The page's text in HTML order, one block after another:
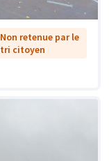
Non retenue par le
tri citoyen